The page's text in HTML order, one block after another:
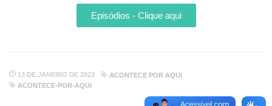
Episódios - Clique aqui
13 DE JANEIRO DE 2023
ACONTECE POR AQUI
ACONTECE-POR-AQUI